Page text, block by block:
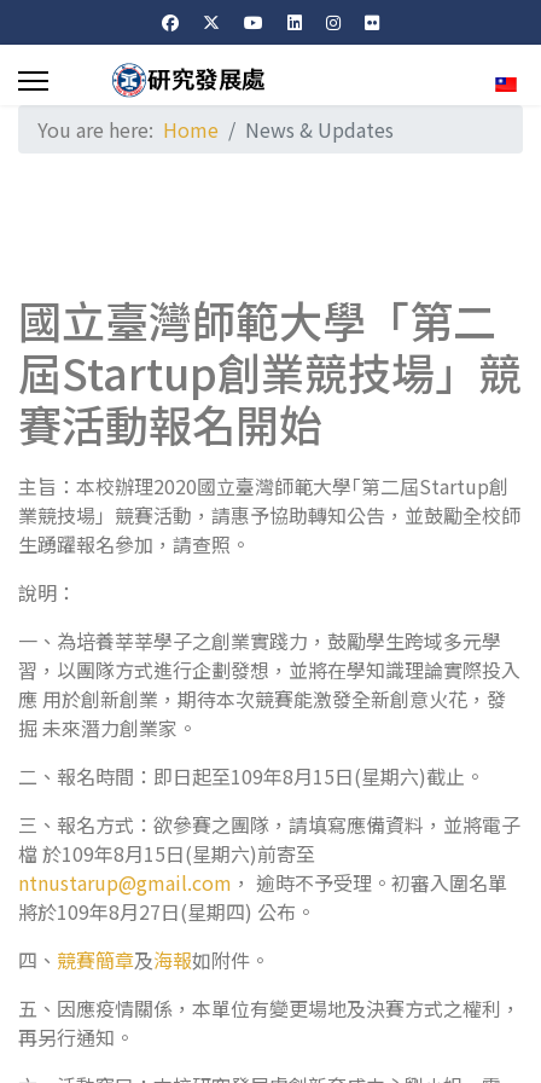
You are here: Home News & Updates
國立臺灣師範大學「第二
屆Startup創業競技場」競
賽活動報名開始
主旨：本校辦理2020國立臺灣師範大學｢第二屆Startup創
業競技場」競賽活動，請惠予協助轉知公告，並鼓勵全校師
生踴躍報名參加，請查照。
說明：
一、為培養莘莘學子之創業實踐力，鼓勵學生跨域多元學
習，以團隊方式進行企劃發想，並將在學知識理論實際投入
應 用於創新創業，期待本次競賽能激發全新創意火花，發
掘 未來潛力創業家。
二、報名時間：即日起至109年8月15日(星期六)截止。
三、報名方式：欲參賽之團隊，請填寫應備資料，並將電子
檔 於109年8月15日(星期六)前寄至
ntnustarup@gmail.com ， 逾時不予受理。初審入圍名單
將於109年8月27日(星期四) 公布。
四、 競賽簡章及海報如附件。
五、因應疫情關係，本單位有變更場地及決賽方式之權利，
再另行通知。